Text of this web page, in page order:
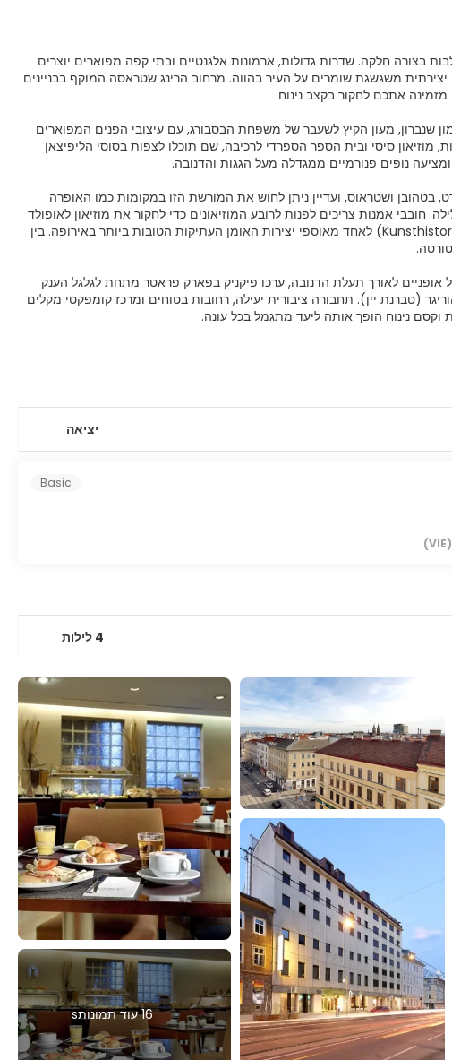
בצורה חלקה. שדרות גדולות, ארמונות אלגנטיים ובתי קפה מפוארים יוצרים
משגשגת שומרים על העיר בהווה. מרחוב הרינג שטראסה המוקף בבניינים
שנברון, מעון הקיץ לשעבר של משפחת הבסבורג, עם עיצובי הפנים המפוארים
סיסי ובית הספר הספרדי לרכיבה, שם תוכלו לצפות בסוסי הליפיצאן
בטהובן ושטראוס, ועדיין ניתן לחוש את המורשת הזו במקומות כמו האופרה
חובבי אמנות צריכים לפנות לרובע המוזיאונים כדי לחקור את מוזיאון לאופולד
ואת ה-MUMOK, או לבקר במוזיאון להיסטוריה של האמנות (Kunsthistorisches Museums) לאחד מאוספי יצירות האומן העתיקות הטובות ביותר באירופה. בין
אופניים לאורך תעלת הדנובה, ערכו פיקניק בפארק פראטר מתחת לגלגל הענק
(טברנת יין). תחבורה ציבורית יעילה, רחובות בטוחים ומרכז קומפקטי מקלים
וקסם נינוח הופך אותה ליעד מתגמל בכל עונה.
יציאה
(VIE)
Basic
4 לילות
16 עוד תמונותs